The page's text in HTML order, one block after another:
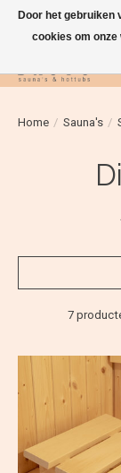
Home / Sauna's /
7
Door het gebruiken
cookies om